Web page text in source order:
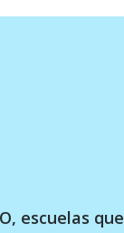
escuelas que